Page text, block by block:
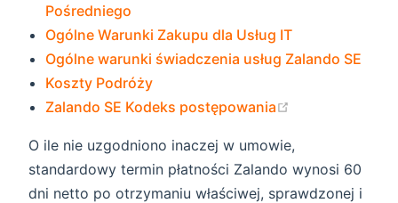
Pośredniego
Ogólne Warunki Zakupu dla Usług IT
Ogólne warunki świadczenia usług Zalando SE
Koszty Podróży
Zalando SE Kodeks postępowania
O ile nie uzgodniono inaczej w umowie,
standardowy termin płatności Zalando wynosi 60
dni netto po otrzymaniu właściwej, sprawdzonej i